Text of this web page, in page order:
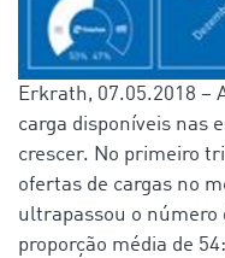
Erkrath, 07.05.2018 –
carga disponíveis nas
crescer. No primeiro
ofertas de cargas no
ultrapassou o número
proporção média de